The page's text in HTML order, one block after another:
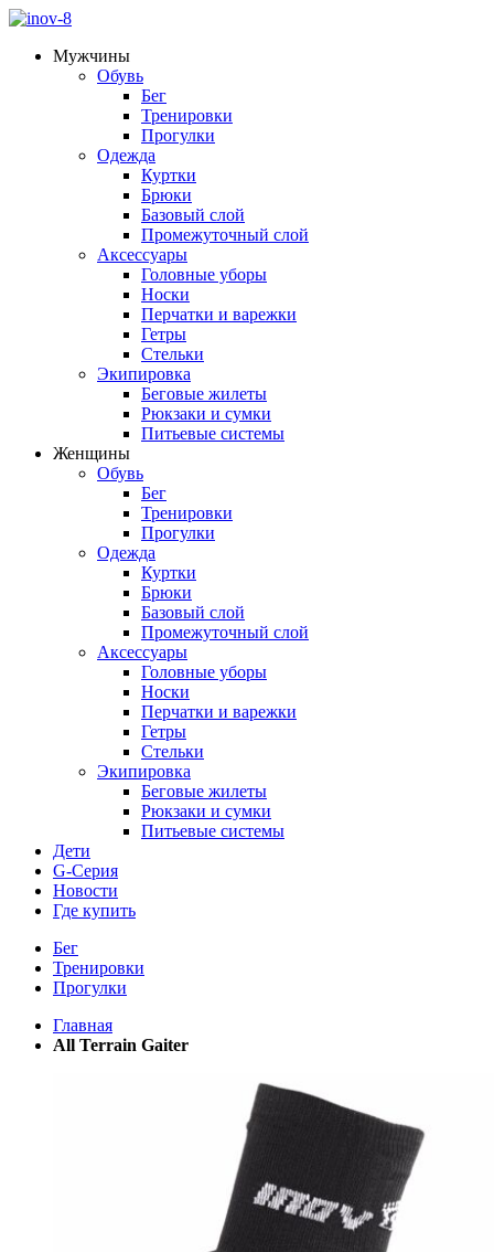
Мужчины
Обувь
Бег
Тренировки
Прогулки
Одежда
Куртки
Брюки
Базовый слой
Промежуточный слой
Аксессуары
Головные уборы
Носки
Перчатки и варежки
Гетры
Стельки
Экипировка
Беговые жилеты
Рюкзаки и сумки
Питьевые системы
Женщины
Обувь
Бег
Тренировки
Прогулки
Одежда
Куртки
Брюки
Базовый слой
Промежуточный слой
Аксессуары
Головные уборы
Носки
Перчатки и варежки
Гетры
Стельки
Экипировка
Беговые жилеты
Рюкзаки и сумки
Питьевые системы
Дети
G-Серия
Новости
Где купить
Бег
Тренировки
Прогулки
Главная
All Terrain Gaiter